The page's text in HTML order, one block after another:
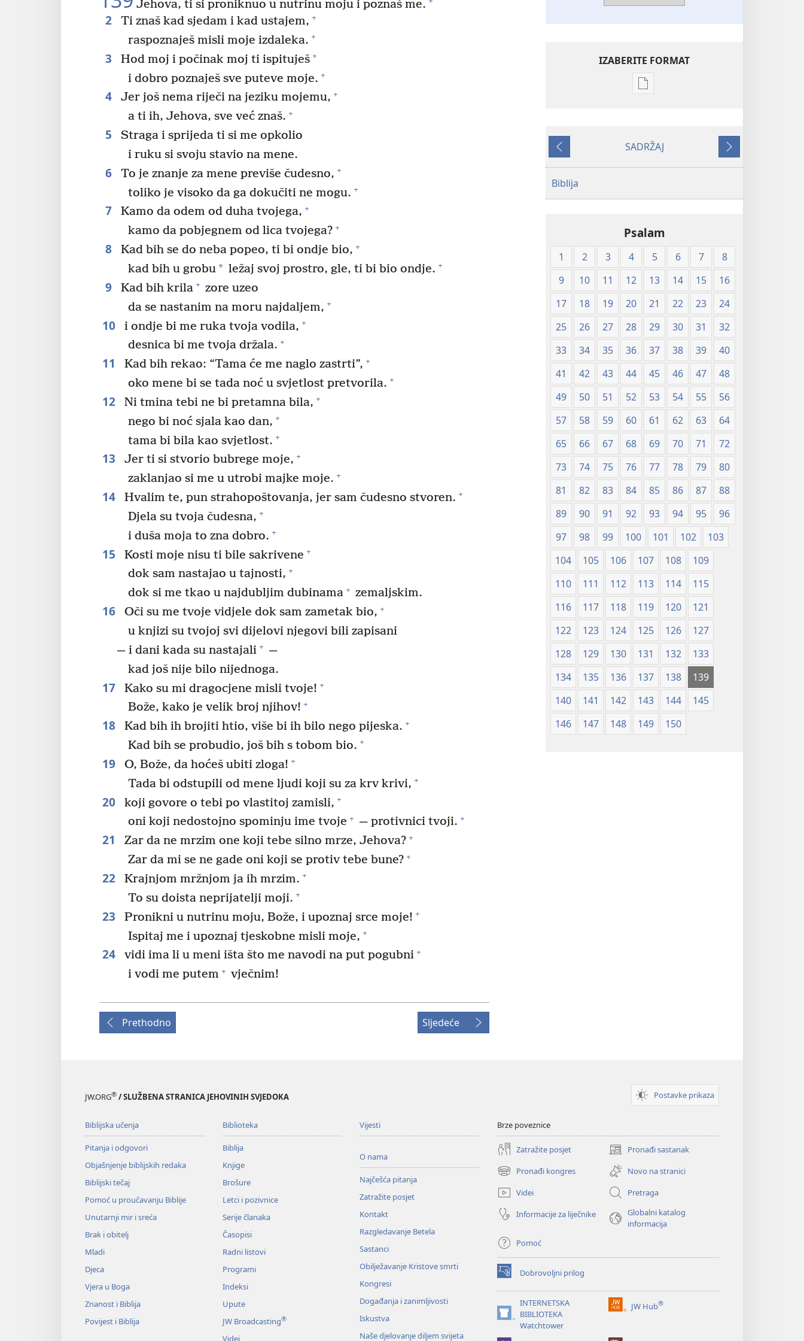
Jehova, ti si proniknuo u nutrinu moju i poznaš me.
2 Ti znaš kad sjedam i kad ustajem, +
raspoznaješ misli moje izdaleka. +
3 Hod moj i počinak moj ti ispituješ +
i dobro poznaješ sve puteve moje. +
4 Jer još nema riječi na jeziku mojemu, +
a ti ih, Jehova, sve već znaš. +
5
Straga i sprijeda ti si me opkolio
i ruku si svoju stavio na mene.
6 To je znanje za mene previše čudesno, +
toliko je visoko da ga dokučiti ne mogu. +
7 Kamo da odem od duha tvojega, +
kamo da pobjegnem od lica tvojega? +
8 Kad bih se do neba popeo, ti bi ondje bio, +
kad bih u grobu* ležaj svoj prostro, gle, ti bi bio ondje. +
9 Kad bih krila + zore uzeo
da se nastanim na moru najdaljem, +
10 i ondje bi me ruka tvoja vodila, +
desnica bi me tvoja držala. +
11 Kad bih rekao: “Tama će me naglo zastrti”, +
oko mene bi se tada noć u svjetlost pretvorila. +
12 Ni tmina tebi ne bi pretamna bila, +
nego bi noć sjala kao dan, +
tama bi bila kao svjetlost. +
13 Jer ti si stvorio bubrege moje, +
zaklanjao si me u utrobi majke moje. +
14 Hvalim te, pun strahopoštovanja, jer sam čudesno stvoren. +
Djela su tvoja čudesna, +
i duša moja to zna dobro. +
15 Kosti moje nisu ti bile sakrivene +
dok sam nastajao u tajnosti, +
dok si me tkao u najdubljim dubinama + zemaljskim.
16 Oči su me tvoje vidjele dok sam zametak bio, +
u knjizi su tvojoj svi dijelovi njegovi bili zapisani
— i dani kada su nastajali + —
kad još nije bilo nijednoga.
17 Kako su mi dragocjene misli tvoje! +
Bože, kako je velik broj njihov! +
18 Kad bih ih brojiti htio, više bi ih bilo nego pijeska. +
Kad bih se probudio, još bih s tobom bio. +
19 O, Bože, da hoćeš ubiti zloga! +
Tada bi odstupili od mene ljudi koji su za krv krivi, +
20 koji govore o tebi po vlastitoj zamisli, +
oni koji nedostojno spominju ime tvoje + — protivnici tvoji. +
21 Zar da ne mrzim one koji tebe silno mrze, Jehova? +
Zar da mi se ne gade oni koji se protiv tebe bune? +
22 Krajnjom mržnjom ja ih mrzim. +
To su doista neprijatelji moji. +
23 Pronikni u nutrinu moju, Bože, i upoznaj srce moje! +
Ispitaj me i upoznaj tjeskobne misli moje, +
24 vidi ima li u meni išta što me navodi na put pogubni +
i vodi me putem + vječnim!
Prethodno Sljedeće
IZABERITE FORMAT
Postavke
Biblija
korice)
Prethodno
SADRŽAJ
Sljedeće
Biblija
Psalam
1 2 3 4 5 6 7
8
9
10 11 12 13 14 15
16
17
18 19 20 21 22 23
24
25
26 27 28 29 30 31
32
33
34 35 36 37 38 39
40
41
42 43 44 45 46 47
48
49
50 51 52 53 54 55
56
57
58 59 60 61 62 63
64
65
66 67 68 69 70 71
72
73
74 75 76 77 78 79
80
81
82 83 84 85 86 87
88
89
90 91 92 93 94 95
96
97
98 99 100 101 102
103
104
105 106 107 108
109
110
111 112 113 114
115
116
117 118 119 120
121
122
123 124 125 126
127
128
129 130 131 132
133
134
135 136 137 138
139
140
141 142 143 144
145
146
147 148 149 150
JW.ORG® / SLUŽBENA STRANICA JEHOVINIH SVJEDOKA Postavke prikaza
Biblijska učenja
Pitanja i odgovori
Objašnjenje biblijskih redaka
Biblijski tečaj
Pomoć u proučavanju Biblije
Unutarnji mir i sreća
Brak i obitelj
Mladi
Djeca
Vjera u Boga
Znanost i Biblija
Povijest i Biblija
Biblioteka
Biblija
Knjige
Brošure
Letci i pozivnice
Serije članaka
Časopisi
Radni listovi
Programi
Indeksi
Upute
JW Broadcasting®
Vijesti
O nama
Najčešća pitanja
Zatražite posjet
Kontakt
Razgledavanje Betela
Sastanci
Obilježavanje Kristove smrti
Kongresi
Događanja i zanimljivosti
Iskustva
Naše djelovanje diljem svijeta
Brze poveznice
Zatražite posjet Pronađi sastanak
(otvara
se
novi
prozor)
Pronađi kongres
(otvara
se
novi
prozor)
Novo na stranici
Videi
Pretraga
Informacije za liječnike
Globalni katalog
informacija
Pomoć
Dobrovoljni prilog
(otvara
se
prozor)
INTERNETSKA
BIBLIOTEKA
Watchtower
(otvara
JW Hub®
(otvara